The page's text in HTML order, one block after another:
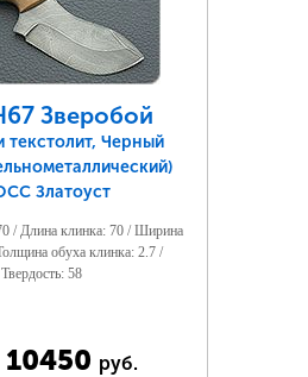
Зверобой
текстолит, Черный
Златоуст
/ Длина клинка: 70 / Ширина
обуха клинка: 2.7 /
Твердость: 58
10450 руб.